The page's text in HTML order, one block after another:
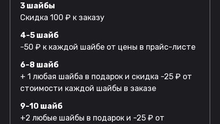
3 шайбы
Скидка 100 ₽ к заказу
4-5 шайб
-50 ₽ к каждой шайбе от цены в прайс-листе
6-8 шайб
+ 1 любая шайба в подарок и скидка -25 ₽ от
стоимости каждой шайбы в заказе
9-10 шайб
+2 любые шайбы в подарок и -25 ₽ от